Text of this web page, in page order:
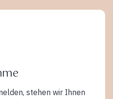
stehen wir Ihnen